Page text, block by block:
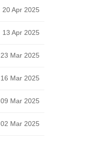
20 Apr 2025
13 Apr 2025
23 Mar 2025
16 Mar 2025
09 Mar 2025
02 Mar 2025